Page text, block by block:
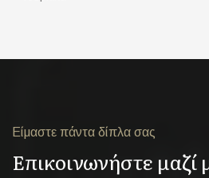
Είμαστε πάντα δίπλα σας
Επικοινωνήστε μαζί